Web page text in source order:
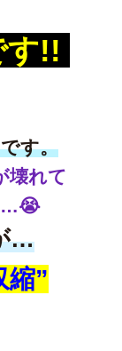
す!!
す。
壊れて
…😭
…
縮”